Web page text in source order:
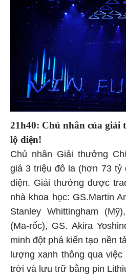
21h40: Chủ nhân của giải
lộ diện!
Chủ nhân Giải thưởng
giá 3 triệu đô la (hơn 73 tỷ
diện. Giải thưởng được
nhà khoa học: GS.Martin
Stanley Whittingham
(Ma-rốc), GS. Akira
minh đột phá kiến tạo nền
lượng xanh thông qua
trời và lưu trữ bằng pin